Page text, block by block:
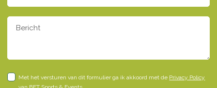
Met het versturen van dit formulier ga ik akkoord met de Privacy Policy